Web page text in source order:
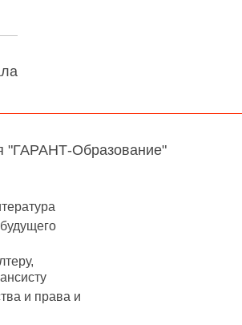
"ГАРАНТ-Образование"
и права и